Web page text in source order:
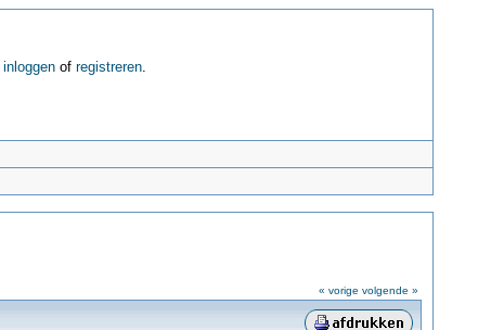
inloggenof registreren.
« vorige volgende »